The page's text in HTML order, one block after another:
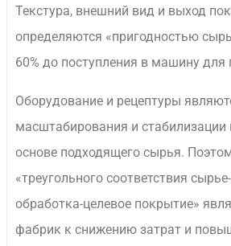
Текстура, внешний вид и выход
определяются «пригодностью
60% до поступления в машину для
Оборудование и рецептуры
масштабирования и стабилизации
основе подходящего сырья.
«треугольного соответствия
обработка-целевое покрытие»
фабрик к снижению затрат и